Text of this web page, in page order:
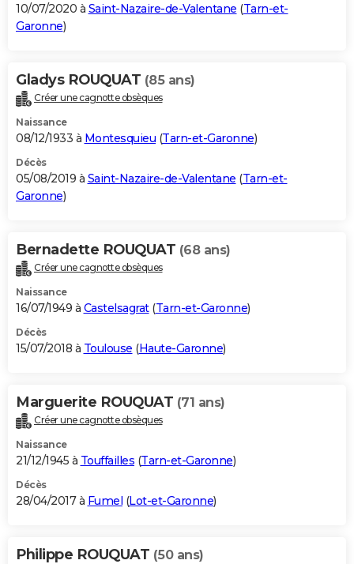
10/07/2020 à Saint-Nazaire-de-Valentane (Tarn-et-
Garonne)
Gladys ROUQUAT (85 ans)
Créer une cagnotte obsèques
Naissance
08/12/1933 à Montesquieu (Tarn-et-Garonne)
Décès
05/08/2019 à Saint-Nazaire-de-Valentane (Tarn-et-
Garonne)
Bernadette ROUQUAT (68 ans)
Créer une cagnotte obsèques
Naissance
16/07/1949 à Castelsagrat(Tarn-et-Garonne)
Décès
15/07/2018 à Toulouse (Haute-Garonne)
Marguerite ROUQUAT (71 ans)
Créer une cagnotte obsèques
Naissance
21/12/1945 à Touffailles (Tarn-et-Garonne)
Décès
28/04/2017 à Fumel (Lot-et-Garonne)
Philippe ROUQUAT (50 ans)